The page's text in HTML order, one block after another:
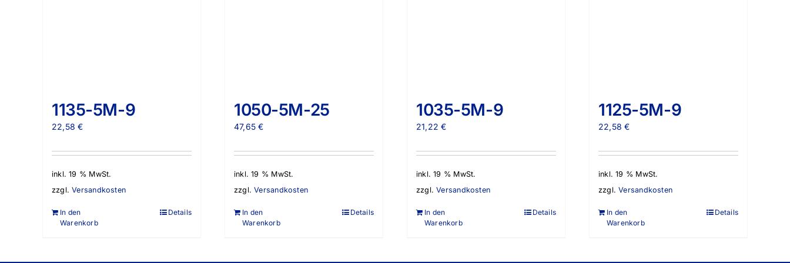
1135-5M-9
22,58€
inkl. 19 % MwSt.
zzgl.Versandkosten
In den
Warenkorb
Details
1050-5M-25
47,65€
inkl. 19 % MwSt.
zzgl.Versandkosten
In den
Warenkorb
Details
1035-5M-9
21,22€
inkl. 19 % MwSt.
zzgl.Versandkosten
In den
Warenkorb
Details
1125-5M-9
22,58€
inkl. 19 % MwSt.
zzgl.Versandkosten
In den
Warenkorb
Details